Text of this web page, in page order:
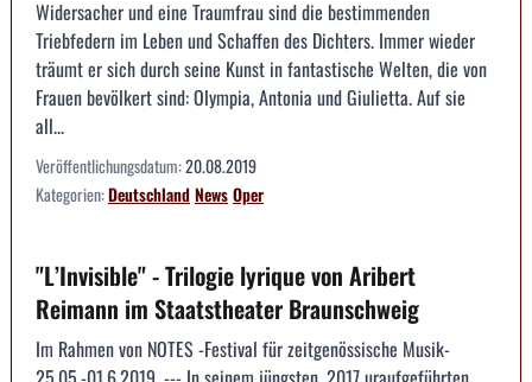
Widersacher und eine Traumfrau sind die bestimmenden
Triebfedern im Leben und Schaffen des Dichters. Immer wieder
träumt er sich durch seine Kunst in fantastische Welten, die von
Frauen bevölkert sind: Olympia, Antonia und Giulietta. Auf sie
all...
Veröffentlichungsdatum:20.08.2019
Kategorien:DeutschlandNewsOper
"L’Invisible" - Trilogie lyrique von Aribert
Reimann im Staatstheater Braunschweig
Im Rahmen von NOTES -Festival für zeitgenössische Musik-